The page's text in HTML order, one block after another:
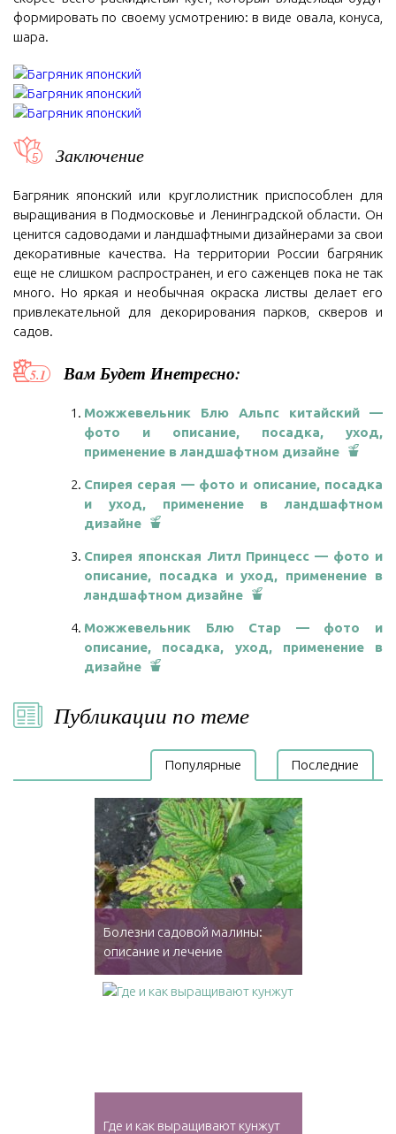
формировать по своему усмотрению: в виде овала, конуса,
шара.
Заключение
Багряник японский или круглолистник приспособлен для
выращивания в Подмосковье и Ленинградской области. Он
ценится садоводами и ландшафтными дизайнерами за свои
декоративные качества. На территории России багряник
еще не слишком распространен, и его саженцев пока не так
много. Но яркая и необычная окраска листвы делает его
привлекательной для декорирования парков, скверов и
садов.
Вам Будет Инетресно:
Можжевельник Блю Альпс китайский —
фото и описание, посадка, уход,
применение в ландшафтном дизайне
Спирея серая — фото и описание, посадка
и уход, применение в ландшафтном
дизайне
Спирея японская Литл Принцесс — фото и
описание, посадка и уход, применение в
ландшафтном дизайне
Можжевельник Блю Стар — фото и
описание, посадка, уход, применение в
дизайне
Публикации по теме
Популярные Последние
Болезни садовой малины:
описание и лечение
Где и как выращивают кунжут